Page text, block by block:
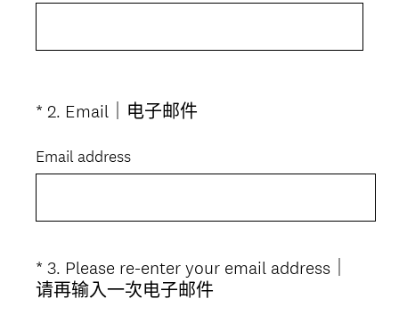
Question
* 2. Email｜电子邮件
。
Email address
Question
Title
* 3. Please re-enter your email address｜
请再输入一次电子邮件